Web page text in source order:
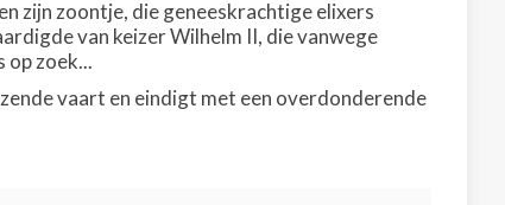
zijn zoontje, die geneeskrachtige elixers
van keizer Wilhelm II, die vanwege
op zoek...
vaart en eindigt met een overdonderende